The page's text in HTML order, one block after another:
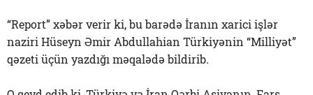
“Report” xəbər verir ki, bu barədə İranın xarici işlər
naziri Hüseyn Əmir Abdullahian Türkiyənin “Milliyət”
qəzeti üçün yazdığı məqalədə bildirib.